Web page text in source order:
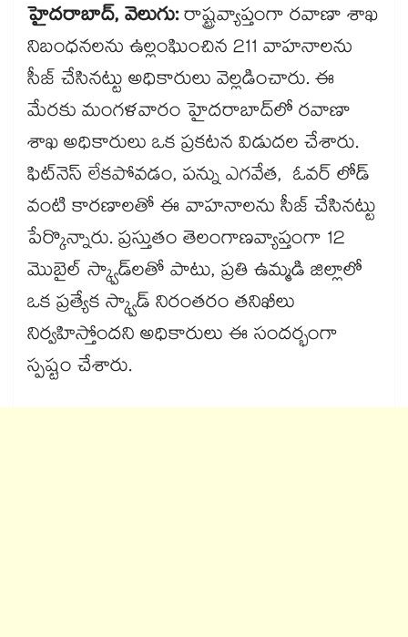
హైదరాబాద్, వెలుగు:రాష్ట్రవ్యాప్తంగా రవాణా శాఖ
నిబంధనలను ఉల్లంఘించిన 211 వాహనాలను
సీజ్ చేసినట్టు అధికారులు వెల్లడించారు. ఈ
మేరకు మంగళవారం హైదరాబాద్‌‌లో రవాణా
శాఖ అధికారులు ఒక ప్రకటన విడుదల చేశారు.
ఫిట్‌‌నెస్ లేకపోవడం, పన్ను ఎగవేత, ఓవర్ లోడ్
వంటి కారణాలతో ఈ వాహనాలను సీజ్ చేసినట్టు
పేర్కొన్నారు. ప్రస్తుతం తెలంగాణవ్యాప్తంగా 12
మొబైల్ స్క్వాడ్‌‌లతో పాటు, ప్రతి ఉమ్మడి జిల్లాలో
ఒక ప్రత్యేక స్క్వాడ్ నిరంతరం తనిఖీలు
నిర్వహిస్తోందని అధికారులు ఈ సందర్భంగా
స్పష్టం చేశారు.